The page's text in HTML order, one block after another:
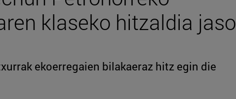
klaseko hitzaldia jaso
ekoerregaien bilakaeraz hitz egin die